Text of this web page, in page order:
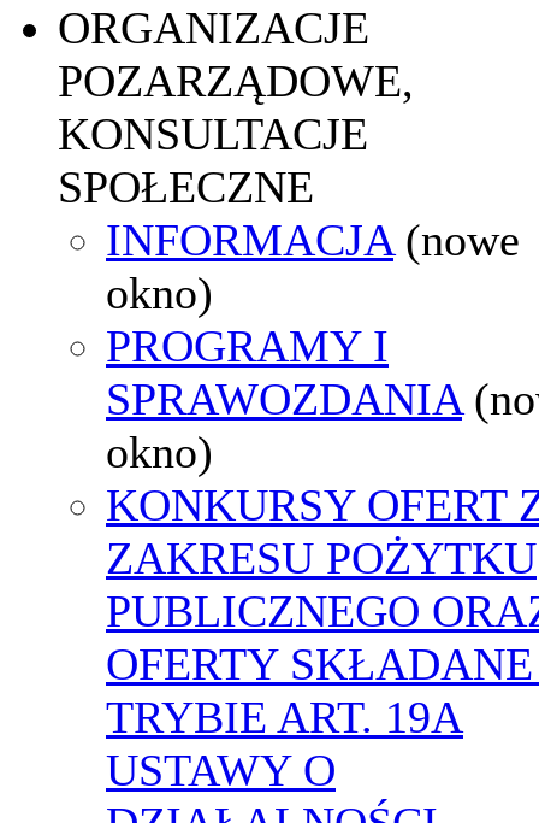
ORGANIZACJE
POZARZĄDOWE,
KONSULTACJE
SPOŁECZNE
INFORMACJA (nowe
okno)
PROGRAMY I
SPRAWOZDANIA
okno)
KONKURSY OFERT
ZAKRESU POŻYTKU
PUBLICZNEGO
OFERTY
TRYBIE ART. 19A
USTAWY O